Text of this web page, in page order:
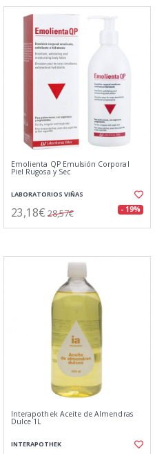
Emolienta QP Emulsión Corporal
Piel Rugosa y Sec
LABORATORIOS VIÑAS
23,18€ 28,57€ - 19%
Interapothek Aceite de Almendras
Dulce 1L
INTERAPOTHEK